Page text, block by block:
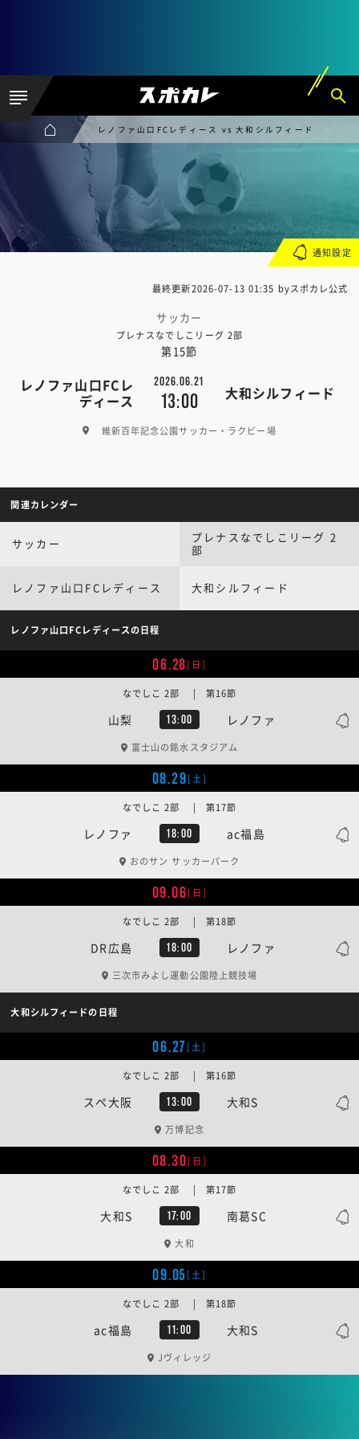
レノファ山口FCレディース vs 大和シルフィード
最終更新2026-07-13 01:35 byスポカレ公式
サッカー
プレナスなでしこリーグ 2部
第15節
レノファ山口FCレ
ディース
2026.06.21
13:00 大和シルフィード
維新百年記念公園サッカー・ラクビー場
通知設定
関連カレンダー
サッカー
プレナスなでしこリーグ 2
部
レノファ山口FCレディース 大和シルフィード
レノファ山口FCレディースの日程
06.28[日]
山梨 13:00 レノファ
なでしこ 2部 | 第16節
富士山の銘水スタジアム
08.29[土]
レノファ 18:00 ac福島
なでしこ 2部 | 第17節
おのサン サッカーパーク
09.06[日]
DR広島 18:00 レノファ
なでしこ 2部 | 第18節
三次市みよし運動公園陸上競技場
大和シルフィードの日程
06.27[土]
スペ大阪 13:00 大和S
なでしこ 2部 | 第16節
万博記念
08.30[日]
大和S 17:00 南葛SC
なでしこ 2部 | 第17節
大和
09.05[土]
ac福島 11:00 大和S
なでしこ 2部 | 第18節
Jヴィレッジ